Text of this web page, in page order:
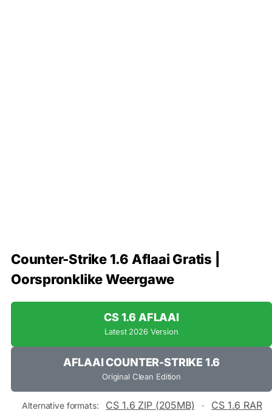
Counter-Strike 1.6 Aflaai Gratis |
Oorspronklike Weergawe
CS 1.6 AFLAAI
Latest 2026 Version
AFLAAI COUNTER-STRIKE 1.6
Original Clean Edition
Alternative formats: CS 1.6 ZIP (205MB) ·
CS 1.6 RAR